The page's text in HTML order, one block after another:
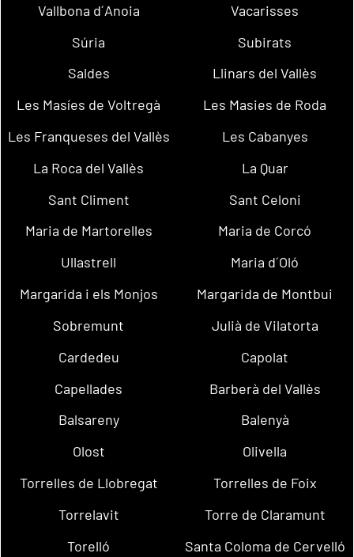
Vallbona d´Anoia
Vacarisses
Súria
Subirats
Saldes
Llinars del Vallès
Les Masíes de Voltregà
Les Masies de Roda
Les Franqueses del Vallès
Les Cabanyes
La Roca del Vallès
La Quar
Sant Climent
Sant Celoni
Maria de Martorelles
Maria de Corcó
Ullastrell
Maria d´Oló
Margarida i els Monjos
Margarida de Montbui
Sobremunt
Julià de Vilatorta
Cardedeu
Capolat
Capellades
Barberà del Vallès
Balsareny
Balenyà
Olost
Olivella
Torrelles de Llobregat
Torrelles de Foix
Torrelavit
Torre de Claramunt
Torelló
Santa Coloma de Cervelló